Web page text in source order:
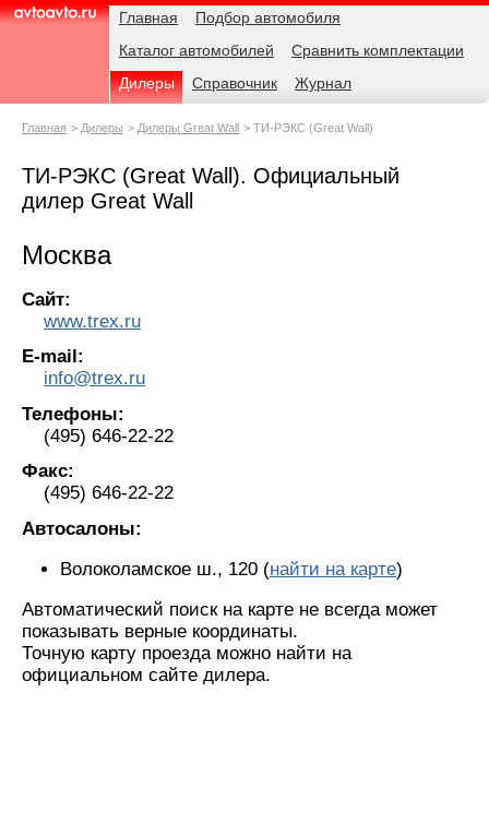
AvtoAvto.ru
Навигация Главная
Подбор автомобиля
Каталог автомобилей
Сравнить комплектации
Дилеры
Справочник Журнал
Родительские
Главная Дилеры Дилеры Great Wall ТИ-РЭКС (Great Wall)
ТИ-РЭКС (Great Wall). Официальный
дилер Great Wall
Москва
Сайт:
www.trex.ru
E-mail:
info@trex.ru
Телефоны:
(495) 646-22-22
Факс:
(495) 646-22-22
Автосалоны:
Волоколамское ш., 120 (найти на карте)
Автоматический поиск на карте не всегда может
показывать верные координаты.
Точную карту проезда можно найти на
официальном сайте дилера.